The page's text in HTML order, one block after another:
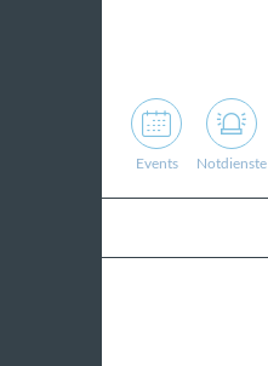
Events Notdienste